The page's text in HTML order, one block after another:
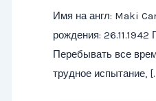
Имя на англ: Maki
рождения:
Перебывать все
трудное испытание,